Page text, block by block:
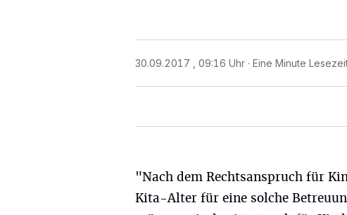
30.09.2017 , 09:16 Uhr Eine Minute
"Nach dem Rechtsanspruch für
Kita-Alter für eine solche